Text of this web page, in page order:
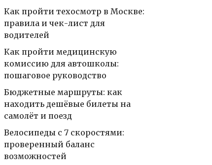
Как пройти техосмотр в Москве:
правила и чек-лист для
водителей
Как пройти медицинскую
комиссию для автошколы:
пошаговое руководство
Бюджетные маршруты: как
находить дешёвые билеты на
самолёт и поезд
Велосипеды с 7 скоростями:
проверенный баланс
возможностей